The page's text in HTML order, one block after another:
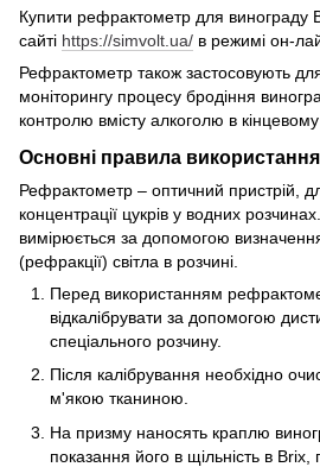
Купити рефрактометр для
сайті https://simvolt.ua/ в режимі он-
Рефрактометр також застосовують
моніторингу процесу бродіння
контролю вмісту алкоголю в кінцевому
Основні правила
Рефрактометр – оптичний пристрій,
концентрації цукрів у водних
вимірюється за допомогою
(рефракції) світла в розчині.
Перед використанням
відкалібрувати за допомогою
спеціального розчину.
Після калібрування необхідно
м'якою тканиною.
На призму наносять краплю
показання його в щільність в